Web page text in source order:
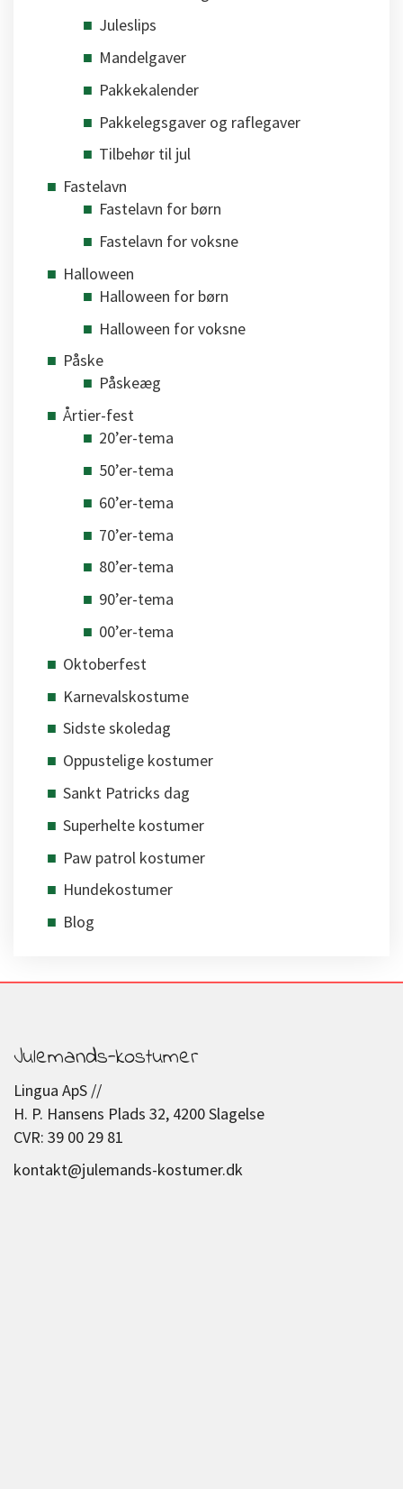
Juleslips
Mandelgaver
Pakkekalender
Pakkelegsgaver og raflegaver
Tilbehør til jul
Fastelavn
Fastelavn for børn
Fastelavn for voksne
Halloween
Halloween for børn
Halloween for voksne
Påske
Påskeæg
Årtier-fest
20’er-tema
50’er-tema
60’er-tema
70’er-tema
80’er-tema
90’er-tema
00’er-tema
Oktoberfest
Karnevalskostume
Sidste skoledag
Oppustelige kostumer
Sankt Patricks dag
Superhelte kostumer
Paw patrol kostumer
Hundekostumer
Blog
Julemands-kostumer
Lingua ApS //
H. P. Hansens Plads 32, 4200 Slagelse
CVR: 39 00 29 81
kontakt@julemands-kostumer.dk